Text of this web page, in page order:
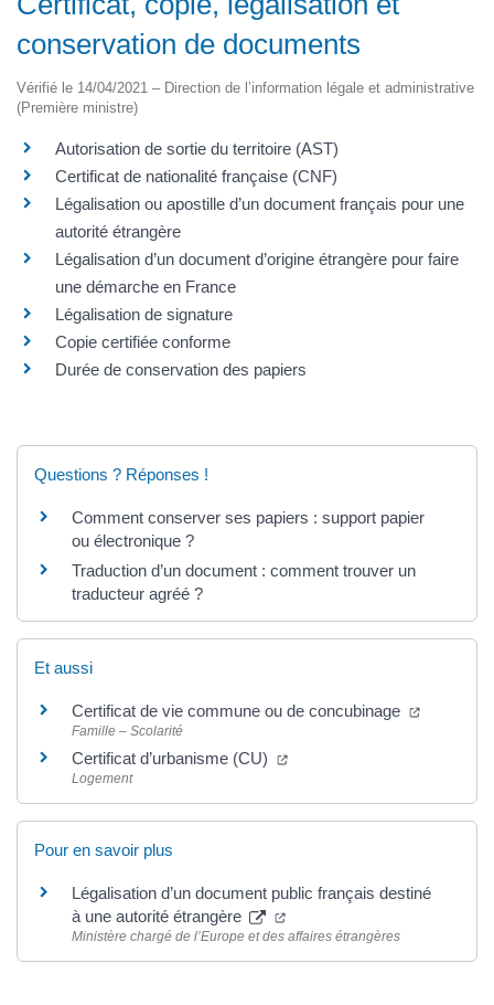
conservation de documents
Vérifié le 14/04/2021 – Direction de l’information légale et administrative
(Première ministre)
Autorisation de sortie du territoire (AST)
Certificat de nationalité française (CNF)
Légalisation ou apostille d’un document français pour une
autorité étrangère
Légalisation d’un document d’origine étrangère pour faire
une démarche en France
Légalisation de signature
Copie certifiée conforme
Durée de conservation des papiers
Questions ? Réponses !
Comment conserver ses papiers : support papier
ou électronique ?
Traduction d’un document : comment trouver un
traducteur agréé ?
Et aussi
Certificat de vie commune ou de concubinage
Famille – Scolarité
Certificat d’urbanisme (CU)
Logement
Pour en savoir plus
Légalisation d’un document public français destiné
à une autorité étrangère
Ministère chargé de l’Europe et des affaires étrangères